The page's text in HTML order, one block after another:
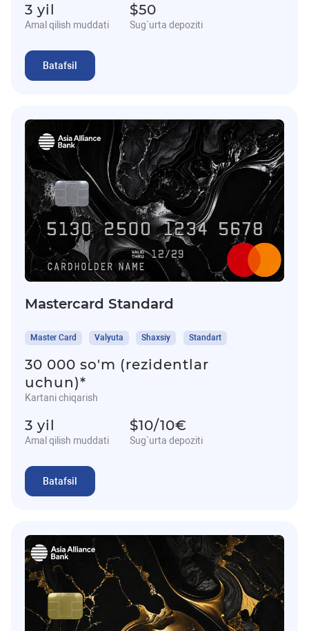
3 yil
Amal qilish muddati
$50
Sug`urta depoziti
Batafsil
Mastercard Standard
Master Card Valyuta Shaxsiy Standart
30 000 so'm (rezidentlar
uchun)*
Kartani chiqarish
3 yil
Amal qilish muddati
$10/10€
Sug`urta depoziti
Batafsil